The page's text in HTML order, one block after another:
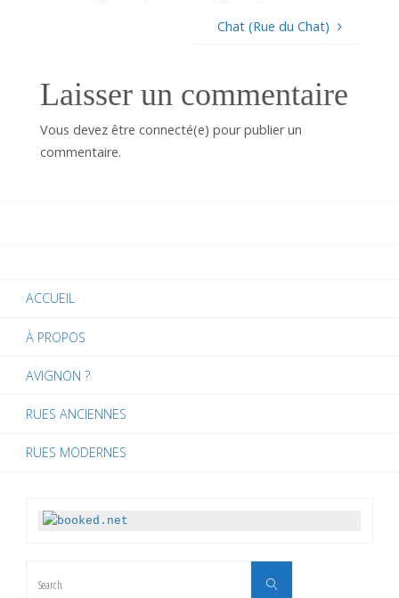
Chat (Rue du Chat)
Laisser un commentaire
Vous devez être connecté(e) pour publier un
commentaire.
ACCUEIL
À PROPOS
AVIGNON ?
RUES ANCIENNES
RUES MODERNES
Search